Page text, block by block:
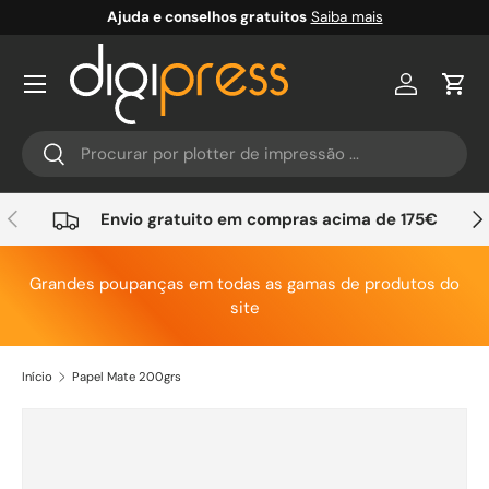
Ir para o conteúdo
Ajuda e conselhos gratuitos Saiba mais
Pesquisar
Pesquisar
Conta
Anterior Envio gratuito em compras acima de 175€
Grandes poupanças em todas as gamas de produtos do
site
Início Papel Mate 200grs